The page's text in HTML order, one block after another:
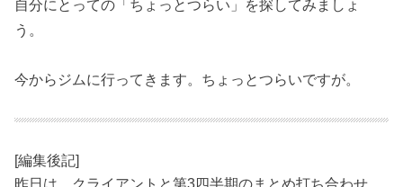
自分にとっての「ちょっとつらい」を探してみましょ
う。
今からジムに行ってきます。ちょっとつらいですが。
[編集後記]
昨日は、クライアントと第3四半期のまとめ打ち合わせ。